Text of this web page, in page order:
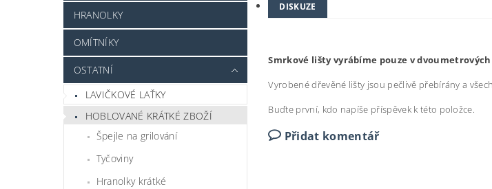
HRANOLKY
OMÍTNÍKY
OSTATNÍ
LAVIČKOVÉ LAŤKY
HOBLOVANÉ KRÁTKÉ ZBOŽÍ
Špejle na grilování
Tyčoviny
Hranolky krátké
DISKUZE
Smrkové lišty vyrábíme pouze v
Vyrobené dřevěné lišty jsou pečlivě přebírány a
Buďte první, kdo napíše příspěvek k této položce.
Přidat komentář